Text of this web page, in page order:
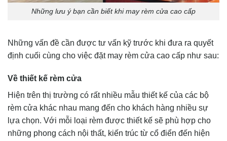
Những lưu ý bạn cần biết khi may rèm cửa cao cấp
Những vấn đề cần được tư vấn kỹ trước khi đưa ra quyết
định cuối cùng cho việc đặt may rèm cửa cao cấp như sau:
Về thiết kế rèm cửa
Hiện trên thị trường có rất nhiều mẫu thiết kế của các bộ
rèm cửa khác nhau mang đến cho khách hàng nhiều sự
lựa chọn. Với mỗi loại rèm được thiết kế sẽ phù hợp cho
những phong cách nội thất, kiến trúc từ cổ điển đến hiện